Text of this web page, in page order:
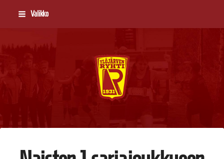
Valikko
Ylöjärven Ryhti